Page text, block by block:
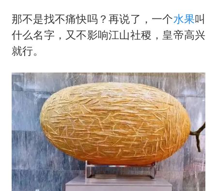
那不是找不痛快吗？再说了，一个水果叫
什么名字，又不影响江山社稷，皇帝高兴
就行。